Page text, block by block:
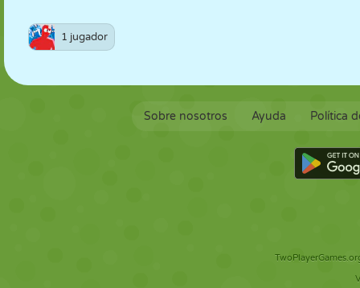
1 jugador
Sobre nosotros Ayuda Política